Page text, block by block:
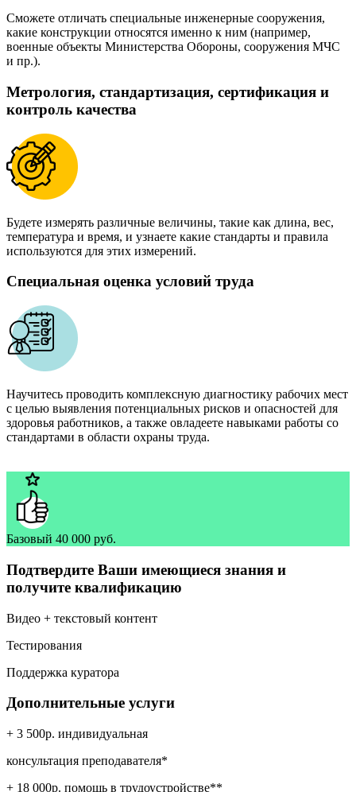
Сможете отличать специальные инженерные сооружения,
какие конструкции относятся именно к ним (например,
военные объекты Министерства Обороны, сооружения МЧС
и пр.).
Метрология, стандартизация, сертификация и
контроль качества
Будете измерять различные величины, такие как длина, вес,
температура и время, и узнаете какие стандарты и правила
используются для этих измерений.
Специальная оценка условий труда
Научитесь проводить комплексную диагностику рабочих мест
с целью выявления потенциальных рисков и опасностей для
здоровья работников, а также овладеете навыками работы со
стандартами в области охраны труда.
Базовый 40 000 руб.
Подтвердите Ваши имеющиеся знания и
получите квалификацию
Видео + текстовый контент
Тестирования
Поддержка куратора
Дополнительные услуги
+ 3 500р. индивидуальная
консультация преподавателя*
+ 18 000р. помощь в трудоустройстве**